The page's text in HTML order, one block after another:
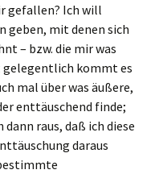
gefallen? Ich will
geben, mit denen sich
– bzw. die mir was
gelegentlich kommt es
mal über was äußere,
enttäuschend finde;
raus, daß ich diese
daraus